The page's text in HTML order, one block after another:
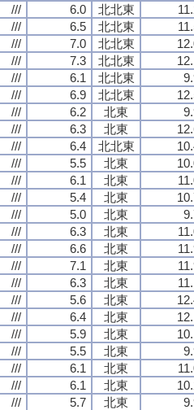
/// 6.0 北北東
/// 6.5 北北東
/// 7.0 北北東
/// 7.3 北北東
/// 6.1 北北東
/// 6.9 北北東
/// 6.2 北東
/// 6.3 北東
/// 6.4 北北東
/// 5.5 北東
/// 6.1 北東
/// 5.4 北東
/// 5.0 北東
/// 6.3 北東
/// 6.6 北東
/// 7.1 北東
/// 6.3 北東
/// 5.6 北東
/// 6.4 北東
/// 5.9 北東
/// 5.5 北東
/// 6.1 北東
/// 6.1 北東
/// 5.7 北東